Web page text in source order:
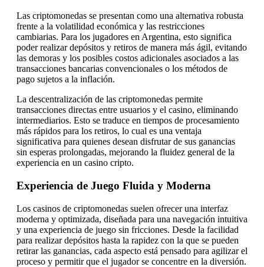
Las criptomonedas se presentan como una alternativa robusta
frente a la volatilidad económica y las restricciones
cambiarias. Para los jugadores en Argentina, esto significa
poder realizar depósitos y retiros de manera más ágil, evitando
las demoras y los posibles costos adicionales asociados a las
transacciones bancarias convencionales o los métodos de
pago sujetos a la inflación.
La descentralización de las criptomonedas permite
transacciones directas entre usuarios y el casino, eliminando
intermediarios. Esto se traduce en tiempos de procesamiento
más rápidos para los retiros, lo cual es una ventaja
significativa para quienes desean disfrutar de sus ganancias
sin esperas prolongadas, mejorando la fluidez general de la
experiencia en un casino cripto.
Experiencia de Juego Fluida y Moderna
Los casinos de criptomonedas suelen ofrecer una interfaz
moderna y optimizada, diseñada para una navegación intuitiva
y una experiencia de juego sin fricciones. Desde la facilidad
para realizar depósitos hasta la rapidez con la que se pueden
retirar las ganancias, cada aspecto está pensado para agilizar el
proceso y permitir que el jugador se concentre en la diversión.